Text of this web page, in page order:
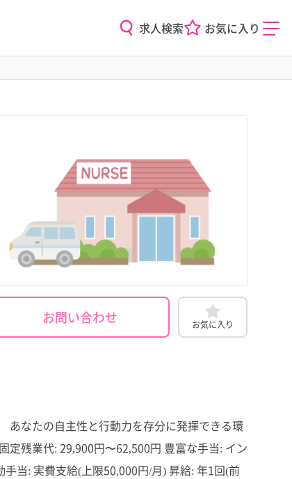
求人検索 お気に入り
お問い合わせ お気に入り
あなたの自主性と行動力を存分に発揮できる環
定残業代: 29,900円〜62,500円 豊富な手当: イン
当: 実費支給(上限50,000円/月) 昇給: 年1回(前